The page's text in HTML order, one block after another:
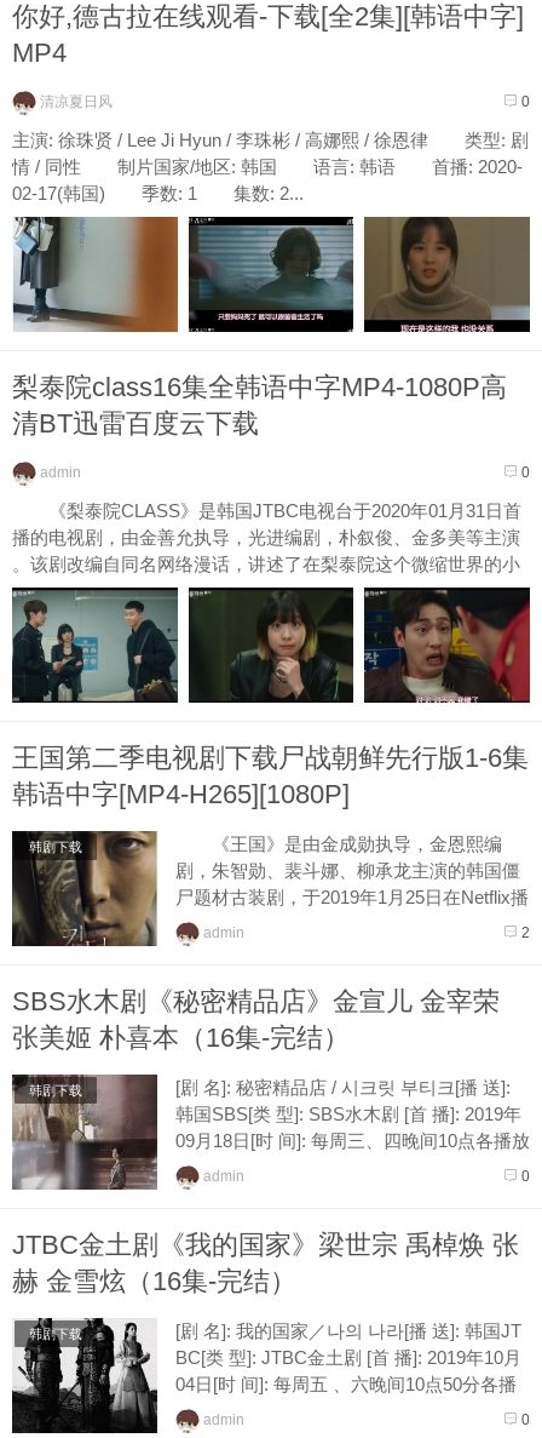
你好,德古拉在线观看-下载[全2集][韩语中字]
MP4
0
清凉夏日风
主演: 徐珠贤 / Lee Ji Hyun / 李珠彬 / 高娜熙 / 徐恩律 类型: 剧
情 / 同性 制片国家/地区: 韩国 语言: 韩语 首播: 2020-
02-17(韩国) 季数: 1 集数: 2...
梨泰院class16集全韩语中字MP4-1080P高
清BT迅雷百度云下载
0
admin
《梨泰院CLASS》是韩国JTBC电视台于2020年01月31日首
播的电视剧，由金善允执导，光进编剧，朴叙俊、金多美等主演
。该剧改编自同名网络漫话，讲述了在梨泰院这个微缩世界的小
街...
王国第二季电视剧下载尸战朝鲜先行版1-6集
韩语中字[MP4-H265][1080P]
韩剧下载
《王国》是由金成勋执导，金恩熙编
剧，朱智勋、裴斗娜、柳承龙主演的韩国僵
尸题材古装剧，于2019年1月25日在Netflix播
出,该剧讲述朝鲜王世子在调查席卷全国的神
秘疫病时，发现...
2
admin
SBS水木剧《秘密精品店》金宣儿 金宰荣
张美姬 朴喜本（16集-完结）
韩剧下载
[剧 名]: 秘密精品店 / 시크릿 부티크[播 送]:
韩国SBS[类 型]: SBS水木剧 [首 播]: 2019年
09月18日[时 间]: 每周三、四晚间10点各播放
一集[接 档]: 侦探医生[导 演]: 朴...
0
admin
JTBC金土剧《我的国家》梁世宗 禹棹焕 张
赫 金雪炫（16集-完结）
韩剧下载
[剧 名]: 我的国家／나의 나라[播 送]: 韩国JT
BC[类 型]: JTBC金土剧 [首 播]: 2019年10月
04日[时 间]: 每周五 、六晚间10点50分各播
放一集[接 档]: 浪漫的体质[导 演]: 金...
0
admin